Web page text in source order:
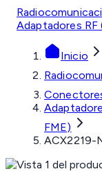
Adaptadores RF
Inicio
FME)
ACX2219-